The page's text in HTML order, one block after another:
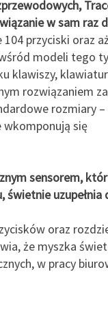
w sam raz
przyciski oraz
modeli tego
klawiszy,
rozwiązaniem
rozmiary –
wkomponują się
sensorem,
uzupełnia
oraz
że myszka
w pracy